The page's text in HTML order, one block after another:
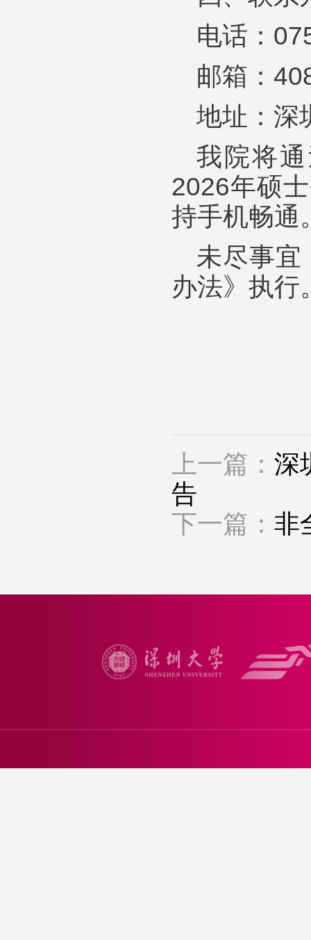
电话：
邮箱：
地址：深
我院将
2026年硕
持手机畅通
未尽事
办法》执行
上一篇： 深
告
下一篇： 非